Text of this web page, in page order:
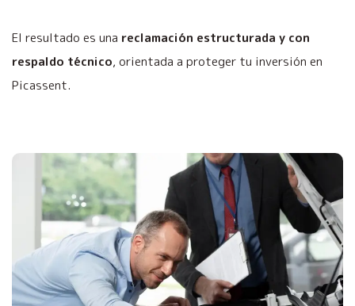
El resultado es una reclamación estructurada y con
respaldo técnico, orientada a proteger tu inversión en
Picassent.